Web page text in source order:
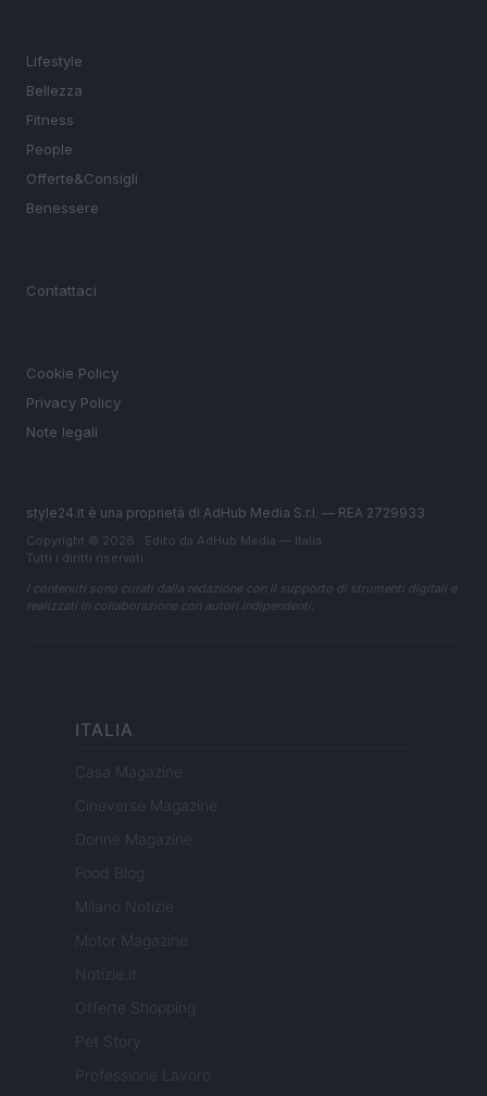
Lifestyle
Bellezza
Fitness
People
Offerte&Consigli
Benessere
Contattaci
Cookie Policy
Privacy Policy
Note legali
style24.it è una proprietà di AdHub Media S.r.l. — REA 2729933
Copyright © 2026 · Edito da AdHub Media — Italia
Tutti i diritti riservati
I contenuti sono curati dalla redazione con il supporto di strumenti digitali e
realizzati in collaborazione con autori indipendenti.
ITALIA
Casa Magazine
Cineverse Magazine
Donne Magazine
Food Blog
Milano Notizie
Motor Magazine
Notizie.it
Offerte Shopping
Pet Story
Professione Lavoro